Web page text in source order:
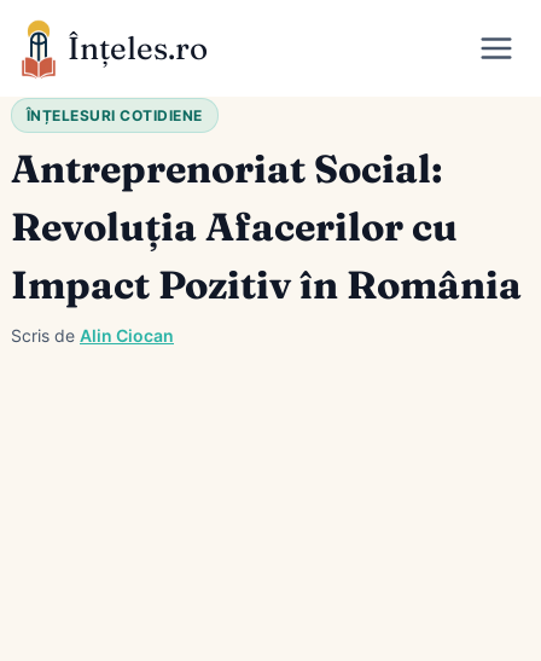
Skip
content
Înțeles.ro
ÎNȚELESURI COTIDIENE
Antreprenoriat Social:
Revoluția Afacerilor cu
Impact Pozitiv în România
Scris de Alin Ciocan